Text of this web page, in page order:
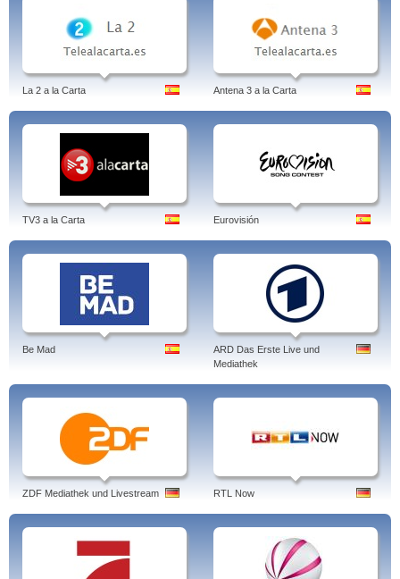
La 2 a la Carta Antena 3 a la Carta
TV3 a la Carta Eurovisión
Be Mad
ARD Das Erste Live und
Mediathek
ZDF Mediathek und Livestream RTL Now